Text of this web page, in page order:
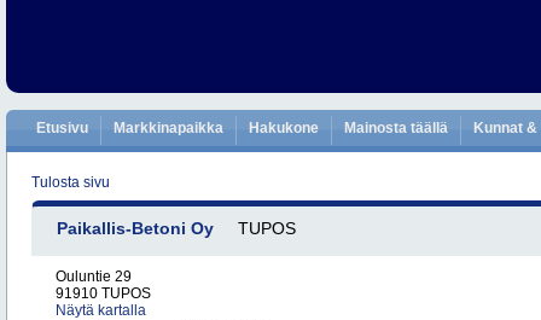
Etusivu Markkinapaikka Hakukone Mainosta täällä Kunnat
Tulosta sivu
Paikallis-Betoni Oy TUPOS
Ouluntie 29
91910 TUPOS
Näytä kartalla